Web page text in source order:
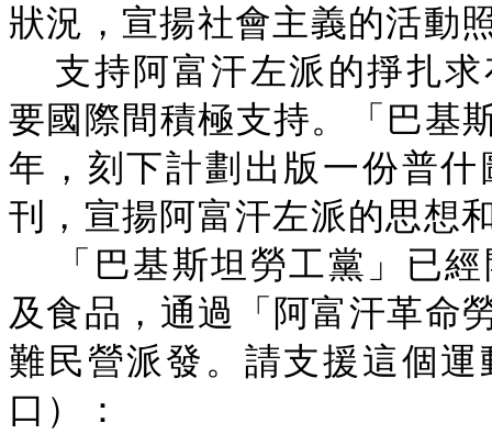
狀況，宣揚社會主義的活動
支持阿富汗左派的掙扎
要國際間積極支持。「巴基
年，刻下計劃出版一份普
刊，宣揚阿富汗左派的思想
「巴基斯坦勞工黨」已
及食品，通過「阿富汗革命
難民營派發。請支援這個
口）：